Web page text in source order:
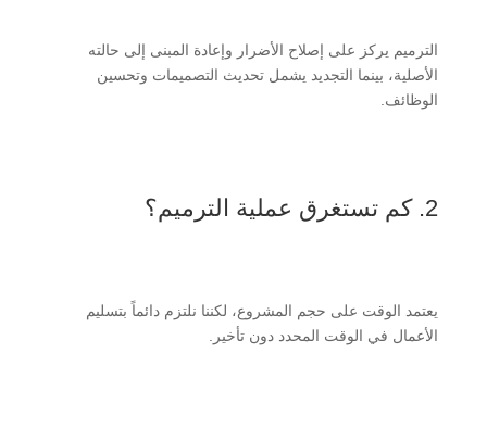
الترميم يركز على إصلاح الأضرار وإعادة المبنى إلى حالته
الأصلية، بينما التجديد يشمل تحديث التصميمات وتحسين
الوظائف.
2. كم تستغرق عملية الترميم؟
يعتمد الوقت على حجم المشروع، لكننا نلتزم دائماً بتسليم
الأعمال في الوقت المحدد دون تأخير.